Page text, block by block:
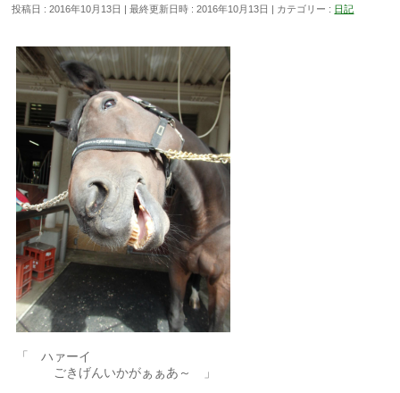
投稿日 : 2016年10月13日 最終更新日時 : 2016年10月13日 カテゴリー : 日記
「 ハァーイ
ごきげんいかがぁぁあ～ 」